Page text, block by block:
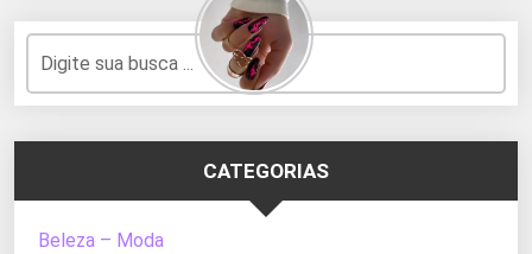
CATEGORIAS
Beleza – Moda